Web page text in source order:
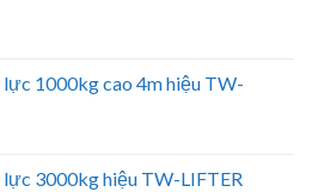
lực 1000kg cao 4m hiệu TW-
lực 3000kg hiệu TW-LIFTER